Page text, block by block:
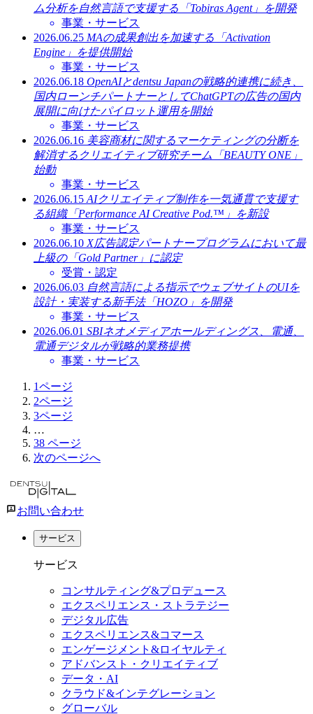
ム分析を自然言語で支援する「Tobiras Agent」を開発
事業・サービス
2026.06.25 MAの成果創出を加速する「Activation
Engine」を提供開始
事業・サービス
2026.06.18 OpenAIとdentsu Japanの戦略的連携に続き、
国内ローンチパートナーとしてChatGPTの広告の国内
展開に向けたパイロット運用を開始
事業・サービス
2026.06.16 美容商材に関するマーケティングの分断を
解消するクリエイティブ研究チーム「BEAUTY ONE」
始動
事業・サービス
2026.06.15 AIクリエイティブ制作を一気通貫で支援す
る組織「Performance AI Creative Pod.™」を新設
事業・サービス
2026.06.10 X広告認定パートナープログラムにおいて最
上級の「Gold Partner」に認定
受賞・認定
2026.06.03 自然言語による指示でウェブサイトのUIを
設計・実装する新手法「HOZO」を開発
事業・サービス
2026.06.01 SBIネオメディアホールディングス、電通、
電通デジタルが戦略的業務提携
事業・サービス
1ページ
2ページ
3ページ
…
38 ページ
次のページへ
お問い合わせ
サービス
サービス
コンサルティング&プロデュース
エクスペリエンス・ストラテジー
デジタル広告
エクスペリエンス&コマース
エンゲージメント&ロイヤルティ
アドバンスト・クリエイティブ
データ・AI
クラウド&インテグレーション
グローバル